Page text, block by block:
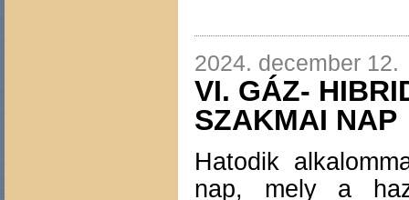
2024. december 12.
VI. GÁZ-
SZAKMAI NAP
Hatodik
nap, mely a